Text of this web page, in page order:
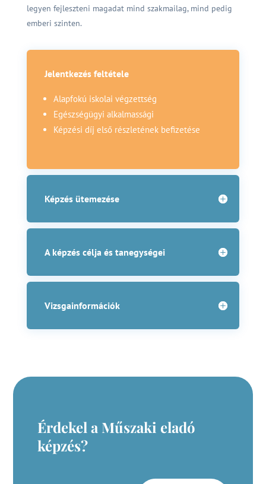
legyen fejleszteni magadat mind szakmailag, mind pedig
emberi szinten.
Jelentkezés feltétele
Alapfokú iskolai végzettség
Egészségügyi alkalmassági
Képzési díj első részletének befizetése
Képzés ütemezése
A képzés célja és tanegységei
Vizsgainformációk
Érdekel a Műszaki eladó
képzés?